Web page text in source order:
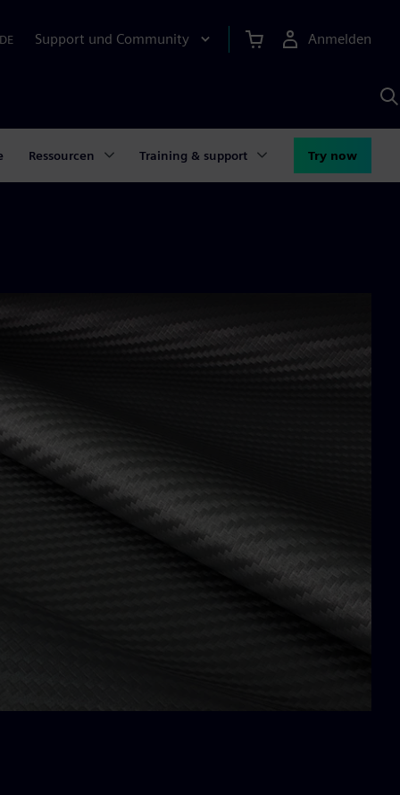
DE Support und Community
Anmelden
KI
Ressourcen Training & support Try now